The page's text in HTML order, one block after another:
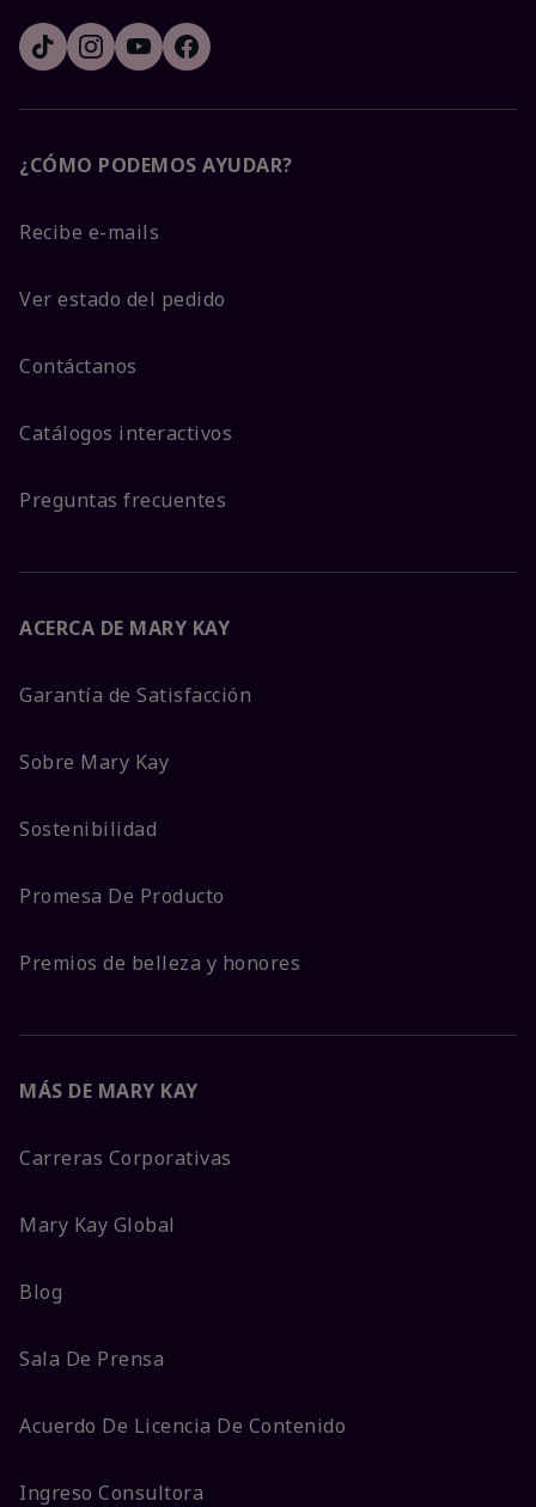
¿CÓMO PODEMOS AYUDAR?
Recibe e-mails
Ver estado del pedido
Contáctanos
Catálogos interactivos
Preguntas frecuentes
ACERCA DE MARY KAY
Garantía de Satisfacción
Sobre Mary Kay
Sostenibilidad
Promesa De Producto
Premios de belleza y honores
MÁS DE MARY KAY
Carreras Corporativas
Mary Kay Global
Blog
Sala De Prensa
Acuerdo De Licencia De Contenido
Ingreso Consultora